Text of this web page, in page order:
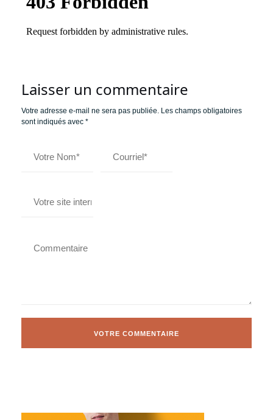
Laisser un commentaire
Votre adresse e-mail ne sera pas publiée. Les champs obligatoires
sont indiqués avec *